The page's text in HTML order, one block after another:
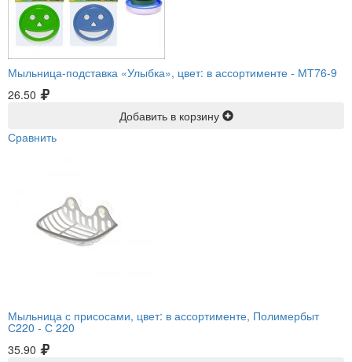
Мыльница-подставка «Улыбка», цвет: в ассортименте - МТ76-9
26.50
Добавить в корзину
Сравнить
Мыльница с присосами, цвет: в ассортименте, Полимербыт
С220 - С 220
35.90